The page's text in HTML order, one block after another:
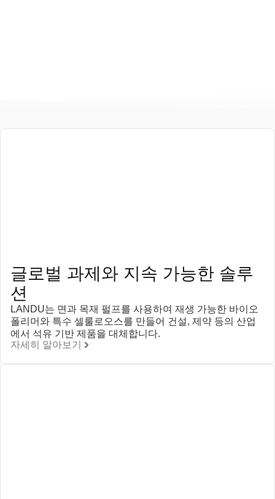
글로벌 과제와 지속 가능한 솔루
션
LANDU는 면과 목재 펄프를 사용하여 재생 가능한 바이오
폴리머와 특수 셀룰로오스를 만들어 건설, 제약 등의 산업
에서 석유 기반 제품을 대체합니다.
자세히 알아보기